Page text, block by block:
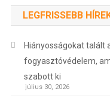
LEGFRISSEBB
Hiányosságokat talált
fogyasztóvédelem,
szabott ki
július 30, 2026